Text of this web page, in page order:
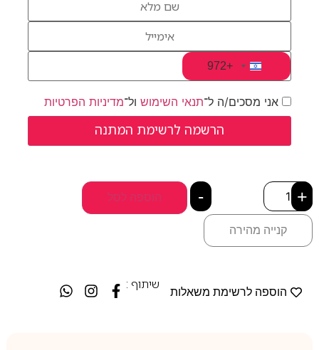
Israel +972
+972
אני מסכים/ה ל־תנאי השימושול־מדיניות הפרטיות
- + הוספה לסל
קנייה מהירה
הוספה לרשימת משאלות
שיתוף :